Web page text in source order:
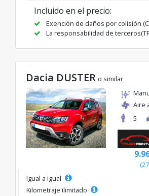
Incluido en el precio:
Exención de daños por colisión
La responsabilidad de
Dacia DUSTER o similar
Aire
5
Igual a igual
Kilometraje ilimitado